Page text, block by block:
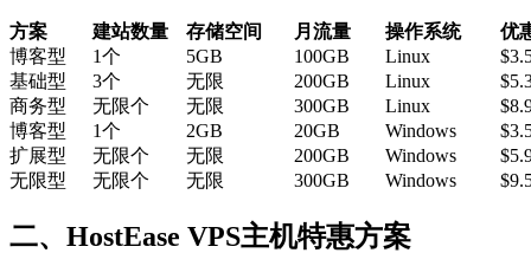
方案 建站数量 存储空间 月流量 操作系统
优
博客型
1个 5GB 100GB Linux
基础型
3个 无限 200GB Linux
商务型
无限个 无限 300GB Linux
博客型
1个 2GB 20GB Windows
扩展型
无限个 无限 200GB Windows
无限型
无限个 无限 300GB Windows
二、HostEase VPS主机特惠方案